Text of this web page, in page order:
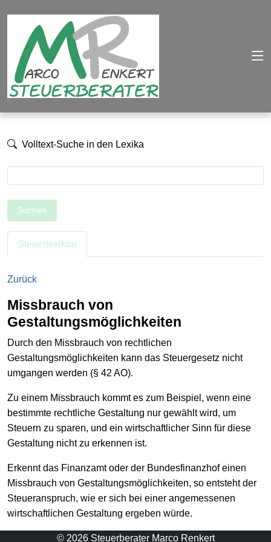
Volltext-Suche in den Lexika
Suchen
Steuerlexikon
Zurück
Missbrauch von
Gestaltungsmöglichkeiten
Durch den Missbrauch von rechtlichen
Gestaltungsmöglichkeiten kann das Steuergesetz nicht
umgangen werden (§ 42 AO).
Zu einem Missbrauch kommt es zum Beispiel, wenn eine
bestimmte rechtliche Gestaltung nur gewählt wird, um
Steuern zu sparen, und ein wirtschaftlicher Sinn für diese
Gestaltung nicht zu erkennen ist.
Erkennt das Finanzamt oder der Bundesfinanzhof einen
Missbrauch von Gestaltungsmöglichkeiten, so entsteht der
Steueranspruch, wie er sich bei einer angemessenen
wirtschaftlichen Gestaltung ergeben würde.
© 2026 Steuerberater Marco Renkert